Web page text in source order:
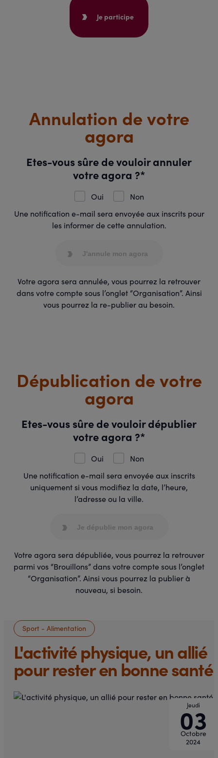
Je participe
Annulation de votre
agora
Etes-vous sûre de vouloir annuler
votre agora ?*
Oui
Non
Une notification e-mail sera envoyée aux inscrits pour
les informer de cette annulation.
J'annule mon agora
Votre agora sera annulée, vous pourrez la retrouver
dans votre compte sous l’onglet “Organisation”. Ainsi
vous pourrez la re-publier au besoin.
Dépublication de votre
agora
Etes-vous sûre de vouloir dépublier
votre agora ?*
Oui
Non
Une notification e-mail sera envoyée aux inscrits
uniquement si vous modifiez la date, l’heure,
l’adresse ou la ville.
Je dépublie mon agora
Votre agora sera dépubliée, vous pourrez la retrouver
parmi vos “Brouillons” dans votre compte sous l’onglet
“Organisation”. Ainsi vous pourrez la publier à
nouveau, si besoin.
Sport - Alimentation
L'activité physique, un allié
pour rester en bonne santé
Jeudi
03
Octobre
2024